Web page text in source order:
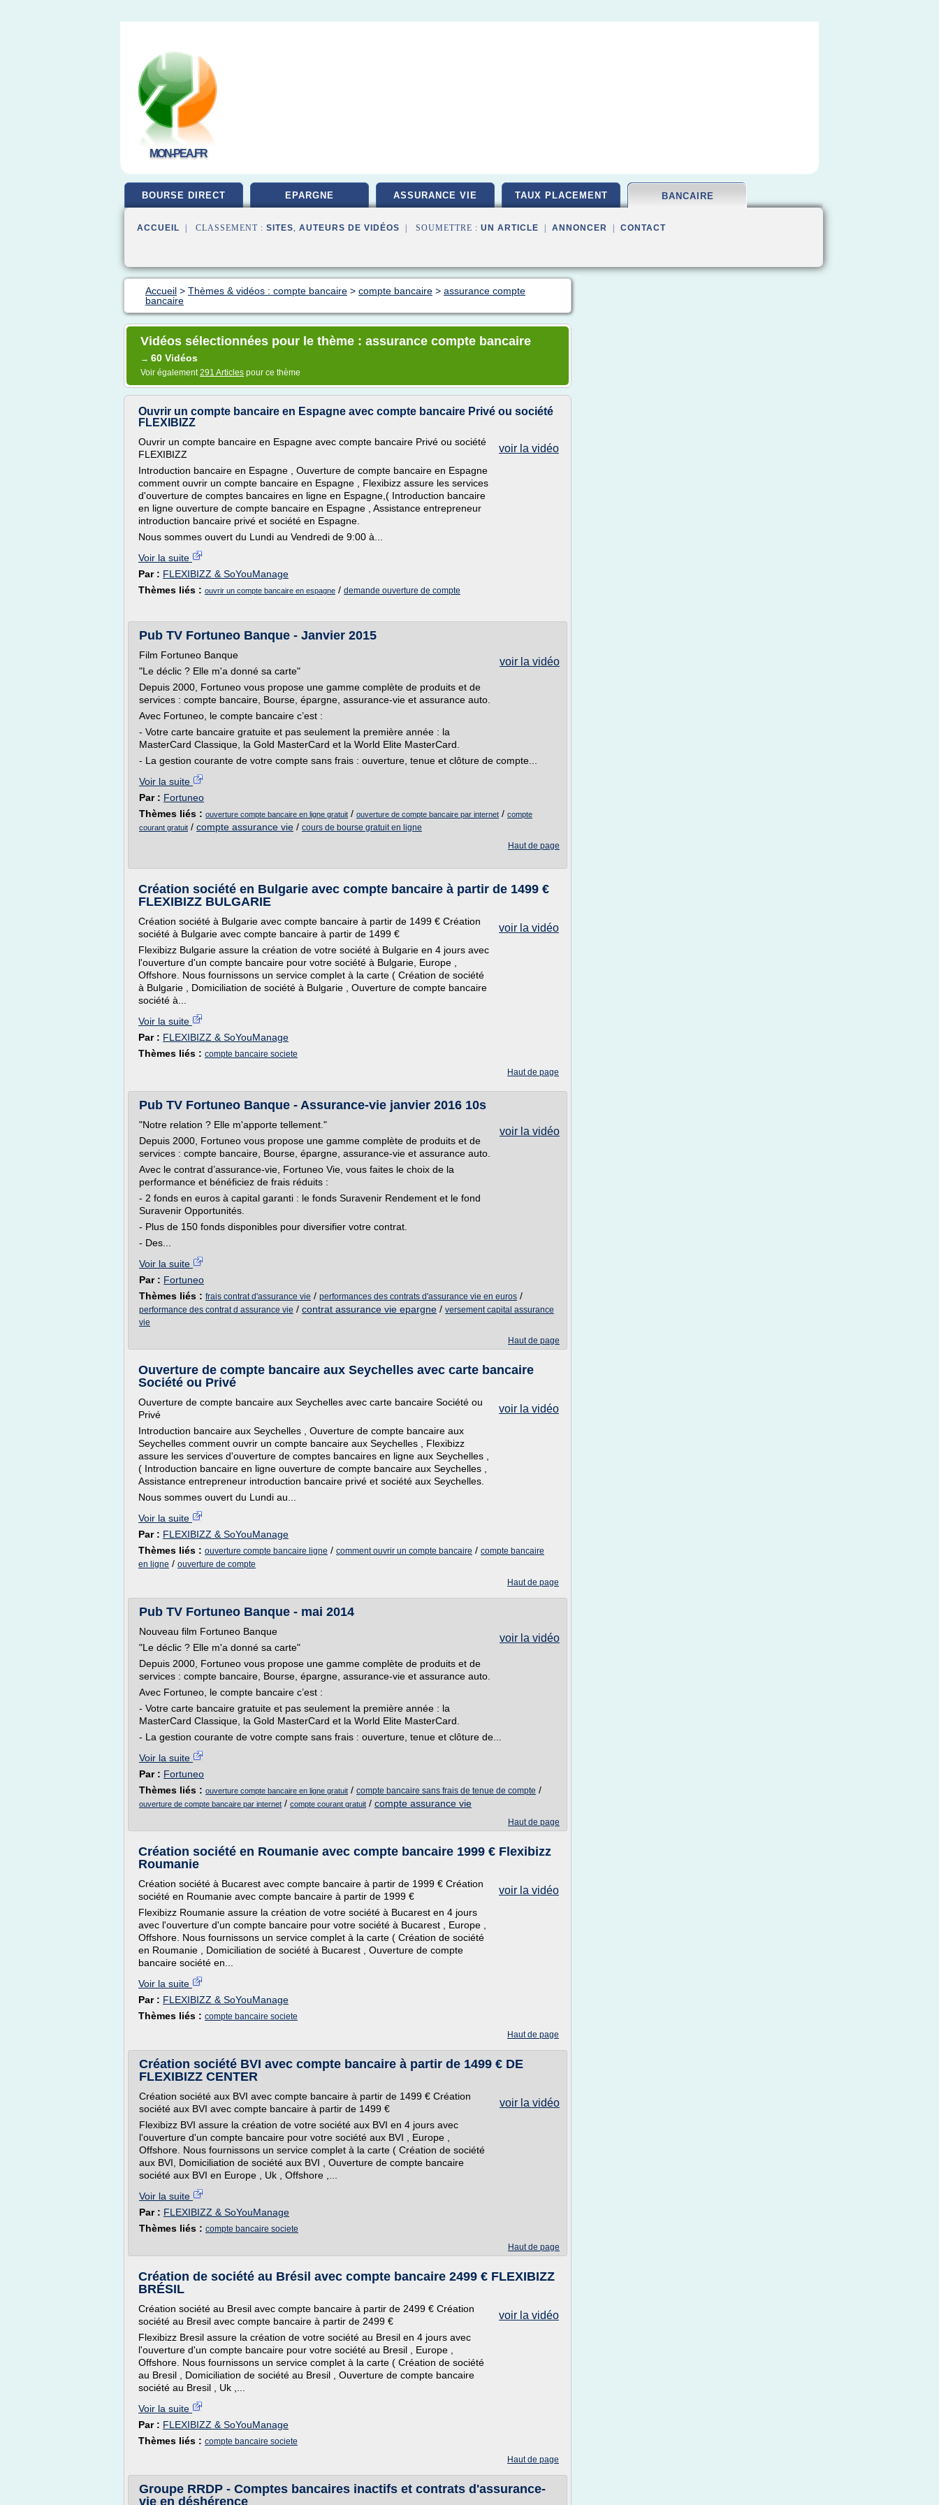
MON-PEA.FR
BOURSE DIRECT EPARGNE ASSURANCE VIE TAUX PLACEMENT BANCAIRE
ACCUEIL | CLASSEMENT : SITES, AUTEURS DE VIDÉOS | SOUMETTRE : UN ARTICLE ANNONCER CONTACT
Accueil > Thèmes & vidéos : compte bancaire > compte bancaire > assurance compte
bancaire
Vidéos sélectionnées pour le thème : assurance compte bancaire
→ 60 Vidéos
Voir également291 Articles pour ce thème
Ouvrir un compte bancaire en Espagne avec compte bancaire Privé ou société
FLEXIBIZZ
voir la vidéo
Ouvrir un compte bancaire en Espagne avec compte bancaire Privé ou société
FLEXIBIZZ
Introduction bancaire en Espagne , Ouverture de compte bancaire en Espagne
comment ouvrir un compte bancaire en Espagne , Flexibizz assure les services
d'ouverture de comptes bancaires en ligne en Espagne,( Introduction bancaire
en ligne ouverture de compte bancaire en Espagne , Assistance entrepreneur
introduction bancaire privé et société en Espagne.
Nous sommes ouvert du Lundi au Vendredi de 9:00 à...
Voir la suite
Par : FLEXIBIZZ & SoYouManage
Thèmes liés : ouvrir un compte bancaire en espagne / demande ouverture de compte
Pub TV Fortuneo Banque - Janvier 2015
voir la vidéo
Film Fortuneo Banque
"Le déclic ? Elle m'a donné sa carte"
Depuis 2000, Fortuneo vous propose une gamme complète de produits et de
services : compte bancaire, Bourse, épargne, assurance-vie et assurance auto.
Avec Fortuneo, le compte bancaire c’est :
- Votre carte bancaire gratuite et pas seulement la première année : la
MasterCard Classique, la Gold MasterCard et la World Elite MasterCard.
- La gestion courante de votre compte sans frais : ouverture, tenue et clôture de compte...
Voir la suite
Par : Fortuneo
Thèmes liés : ouverture compte bancaire en ligne gratuit / ouverture de compte bancaire par internet / compte
courant gratuit / compte assurance vie / cours de bourse gratuit en ligne
Haut de page
Création société en Bulgarie avec compte bancaire à partir de 1499 €
FLEXIBIZZ BULGARIE
voir la vidéo
Création société à Bulgarie avec compte bancaire à partir de 1499 € Création
société à Bulgarie avec compte bancaire à partir de 1499 €
Flexibizz Bulgarie assure la création de votre société à Bulgarie en 4 jours avec
l'ouverture d'un compte bancaire pour votre société à Bulgarie, Europe ,
Offshore. Nous fournissons un service complet à la carte ( Création de société
à Bulgarie , Domiciliation de société à Bulgarie , Ouverture de compte bancaire
société à...
Voir la suite
Par : FLEXIBIZZ & SoYouManage
Thèmes liés : compte bancaire societe
Haut de page
Pub TV Fortuneo Banque - Assurance-vie janvier 2016 10s
voir la vidéo
"Notre relation ? Elle m'apporte tellement."
Depuis 2000, Fortuneo vous propose une gamme complète de produits et de
services : compte bancaire, Bourse, épargne, assurance-vie et assurance auto.
Avec le contrat d’assurance-vie, Fortuneo Vie, vous faites le choix de la
performance et bénéficiez de frais réduits :
- 2 fonds en euros à capital garanti : le fonds Suravenir Rendement et le fond
Suravenir Opportunités.
- Plus de 150 fonds disponibles pour diversifier votre contrat.
- Des...
Voir la suite
Par : Fortuneo
Thèmes liés : frais contrat d'assurance vie / performances des contrats d'assurance vie en euros /
performance des contrat d assurance vie / contrat assurance vie epargne / versement capital assurance
vie
Haut de page
Ouverture de compte bancaire aux Seychelles avec carte bancaire
Société ou Privé
voir la vidéo
Ouverture de compte bancaire aux Seychelles avec carte bancaire Société ou
Privé
Introduction bancaire aux Seychelles , Ouverture de compte bancaire aux
Seychelles comment ouvrir un compte bancaire aux Seychelles , Flexibizz
assure les services d'ouverture de comptes bancaires en ligne aux Seychelles ,
( Introduction bancaire en ligne ouverture de compte bancaire aux Seychelles ,
Assistance entrepreneur introduction bancaire privé et société aux Seychelles.
Nous sommes ouvert du Lundi au...
Voir la suite
Par : FLEXIBIZZ & SoYouManage
Thèmes liés : ouverture compte bancaire ligne / comment ouvrir un compte bancaire / compte bancaire
en ligne / ouverture de compte
Haut de page
Pub TV Fortuneo Banque - mai 2014
voir la vidéo
Nouveau film Fortuneo Banque
"Le déclic ? Elle m'a donné sa carte"
Depuis 2000, Fortuneo vous propose une gamme complète de produits et de
services : compte bancaire, Bourse, épargne, assurance-vie et assurance auto.
Avec Fortuneo, le compte bancaire c’est :
- Votre carte bancaire gratuite et pas seulement la première année : la
MasterCard Classique, la Gold MasterCard et la World Elite MasterCard.
- La gestion courante de votre compte sans frais : ouverture, tenue et clôture de...
Voir la suite
Par : Fortuneo
Thèmes liés : ouverture compte bancaire en ligne gratuit / compte bancaire sans frais de tenue de compte /
ouverture de compte bancaire par internet / compte courant gratuit / compte assurance vie
Haut de page
Création société en Roumanie avec compte bancaire 1999 € Flexibizz
Roumanie
voir la vidéo
Création société à Bucarest avec compte bancaire à partir de 1999 € Création
société en Roumanie avec compte bancaire à partir de 1999 €
Flexibizz Roumanie assure la création de votre société à Bucarest en 4 jours
avec l'ouverture d'un compte bancaire pour votre société à Bucarest , Europe ,
Offshore. Nous fournissons un service complet à la carte ( Création de société
en Roumanie , Domiciliation de société à Bucarest , Ouverture de compte
bancaire société en...
Voir la suite
Par : FLEXIBIZZ & SoYouManage
Thèmes liés : compte bancaire societe
Haut de page
Création société BVI avec compte bancaire à partir de 1499 € DE
FLEXIBIZZ CENTER
voir la vidéo
Création société aux BVI avec compte bancaire à partir de 1499 € Création
société aux BVI avec compte bancaire à partir de 1499 €
Flexibizz BVI assure la création de votre société aux BVI en 4 jours avec
l'ouverture d'un compte bancaire pour votre société aux BVI , Europe ,
Offshore. Nous fournissons un service complet à la carte ( Création de société
aux BVI, Domiciliation de société aux BVI , Ouverture de compte bancaire
société aux BVI en Europe , Uk , Offshore ,...
Voir la suite
Par : FLEXIBIZZ & SoYouManage
Thèmes liés : compte bancaire societe
Haut de page
Création de société au Brésil avec compte bancaire 2499 € FLEXIBIZZ
BRÉSIL
voir la vidéo
Création société au Bresil avec compte bancaire à partir de 2499 € Création
société au Bresil avec compte bancaire à partir de 2499 €
Flexibizz Bresil assure la création de votre société au Bresil en 4 jours avec
l'ouverture d'un compte bancaire pour votre société au Bresil , Europe ,
Offshore. Nous fournissons un service complet à la carte ( Création de société
au Bresil , Domiciliation de société au Bresil , Ouverture de compte bancaire
société au Bresil , Uk ,...
Voir la suite
Par : FLEXIBIZZ & SoYouManage
Thèmes liés : compte bancaire societe
Haut de page
Groupe RRDP - Comptes bancaires inactifs et contrats d'assurance-
vie en déshérence